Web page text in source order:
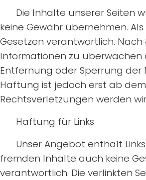
Die Inhalte unserer Seiten
keine Gewähr übernehmen.
Gesetzen verantwortlich.
Informationen zu überwachen
Entfernung oder Sperrung
Haftung ist jedoch erst ab
Rechtsverletzungen werden
Haftung für Links
Unser Angebot enthält
fremden Inhalte auch keine
verantwortlich. Die verlinkten